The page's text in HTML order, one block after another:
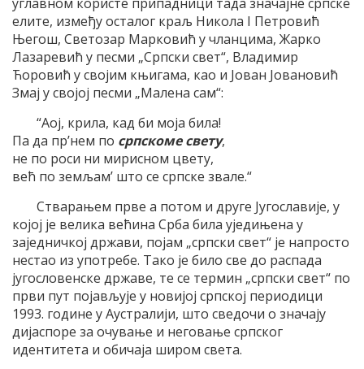
елите, између осталог краљ Никола I Петровић
Његош, Светозар Марковић у чланцима, Жарко
Лазаревић у песми „Српски свет“, Владимир
Ћоровић у својим књигама, као и Јован Јовановић
Змај у својој песми „Малена сам“:
“Аој, крила, кад би моја била!
Па да пр’нем по српскоме свету,
не по роси ни мирисном цвету,
већ по земљам’ што се српске звале.“
Стварањем прве а потом и друге Југославије, у
којој је велика већина Срба била уједињена у
заједничкој држави, појам „српски свет“ је напросто
нестао из употребе. Тако је било све до распада
југословенске државе, те се термин „српски свет“ по
први пут појављује у новијој српској периодици
1993. године у Аустралији, што сведочи о значају
дијаспоре за очување и неговање српског
идентитета и обичаја широм света.